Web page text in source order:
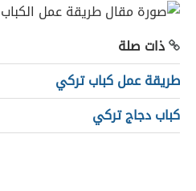
ذات صلة
طريقة عمل كباب تركي
كباب دجاج تركي